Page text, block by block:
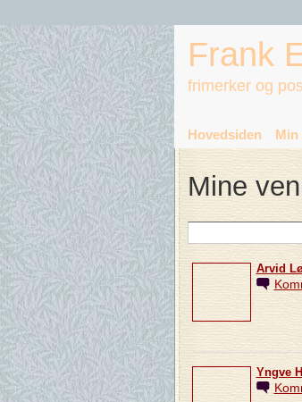
Frank
frimerker og
Hovedsiden Min
Mine
Arvid
Yngve